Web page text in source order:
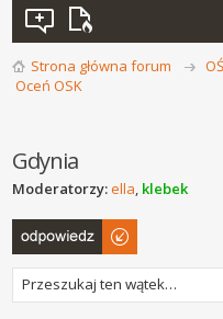
Strona główna forum
Oceń OSK
Gdynia
Moderatorzy:ella, klebek
Odpowiedz